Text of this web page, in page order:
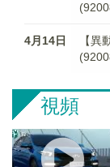
4月14日
【
視頻